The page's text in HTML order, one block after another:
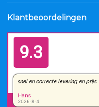
Klantbeoordelingen